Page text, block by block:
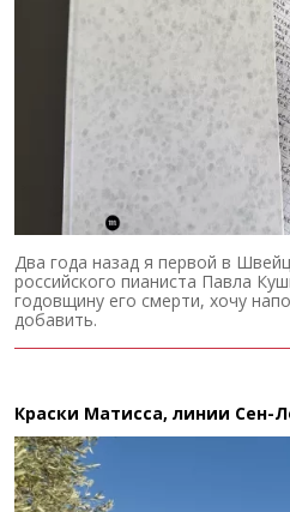
Два года назад я первой в
российского пианиста Павла
годовщину его смерти, хочу
добавить.
Краски Матисса, линии Сен-